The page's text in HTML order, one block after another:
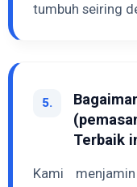
tumbuh seiring
5.
Terbaik
Kami